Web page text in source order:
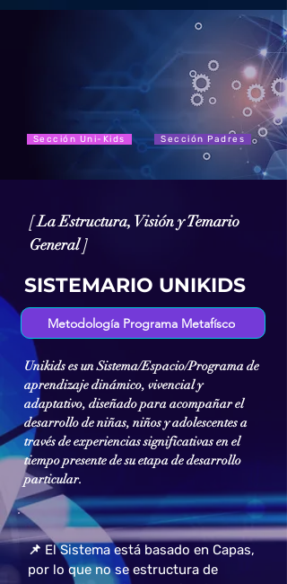
Sección Padres
Sección Uni-Kids
[ La Estructura, Visión y Temario
General ]
SISTEMARIO UNIKIDS
Metodología Programa Metafísco
Unikids es un Sistema/Espacio/Programa de
aprendizaje dinámico, vivencial y
adaptativo, diseñado para acompañar el
desarrollo de niñas, niños y adolescentes a
través de experiencias significativas en el
tiempo presente de su etapa de desarrollo
particular.
📌 El Sistema está basado en Capas,
por lo que no se estructura de